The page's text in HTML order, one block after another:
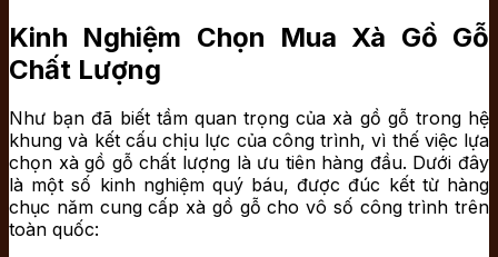
Kinh Nghiệm Chọn Mua Xà Gồ Gỗ
Chất Lượng
Như bạn đã biết tầm quan trọng của xà gồ gỗ trong hệ
khung và kết cấu chịu lực của công trình, vì thế việc lựa
chọn xà gồ gỗ chất lượng là ưu tiên hàng đầu. Dưới đây
là một số kinh nghiệm quý báu, được đúc kết từ hàng
chục năm cung cấp xà gồ gỗ cho vô số công trình trên
toàn quốc: